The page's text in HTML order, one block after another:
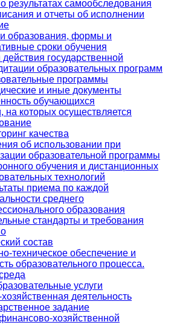
результатах самообследования
и отчеты об исполнении
образования, формы и
сроки обучения
государственной
образовательных программ
программы
и иные документы
обучающихся
на которых осуществляется
качества
об использовании при
образовательной программы
обучения и дистанционных
технологий
приема по каждой
среднего
образования
стандарты и требования
состав
техническое обеспечение и
образовательного процесса.
услуги
деятельность
задание
хозяйственной